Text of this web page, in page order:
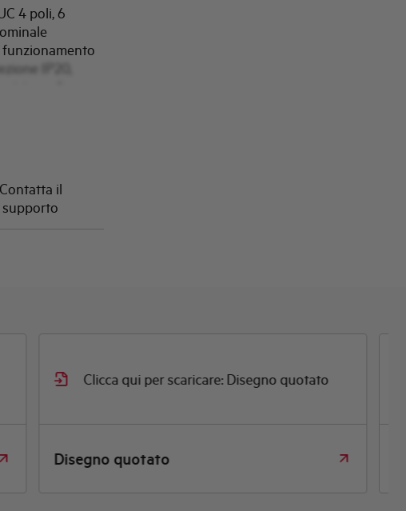
4 poli, 6
IP20,
di
Contatta il
supporto
Clicca qui per scaricare: Disegno quotato
Disegno quotato